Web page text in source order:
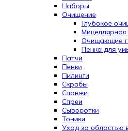
Наборы
Очищение
Глубокое
Очищающие
Пенка для
Патчи
Пенки
Пилинги
Скрабы
Спонжи
Спреи
Сыворотки
Тоники
Уход за областью